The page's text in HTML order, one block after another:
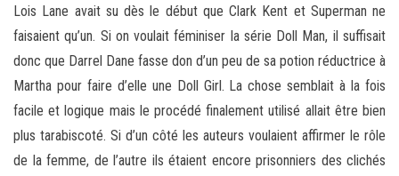
Lois Lane avait su dès le début que Clark Kent et Superman ne
faisaient qu’un. Si on voulait féminiser la série Doll Man, il suffisait
donc que Darrel Dane fasse don d’un peu de sa potion réductrice à
Martha pour faire d’elle une Doll Girl. La chose semblait à la fois
facile et logique mais le procédé finalement utilisé allait être bien
plus tarabiscoté. Si d’un côté les auteurs voulaient affirmer le rôle
de la femme, de l’autre ils étaient encore prisonniers des clichés